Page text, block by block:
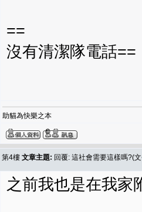
==
沒有清潔隊電話==
助貓為快樂之本
第4樓 文章主題: 回覆: 這社會需要這樣嗎?(
之前我也是在我家